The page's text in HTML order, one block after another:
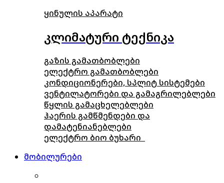
ყინულის აპარატი
კლიმატური ტექნიკა
გაზის გამათბობლები
ელექტრო გამათბობლები
კონდიციონერები, სპლიტ სისტემები
ვენტილატორები და გამაგრილებლები
წყლის გამაცხელებლები
ჰაერის გამწმენდები და
დამატენიანებლები
ელექტრო ბიო ბუხარი
მობილურები